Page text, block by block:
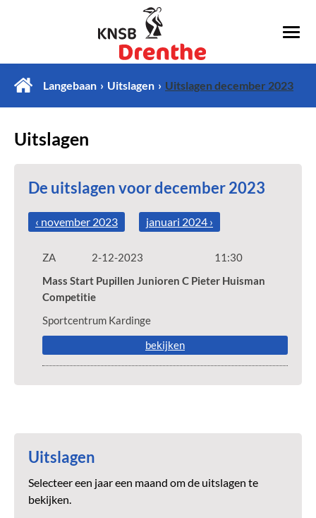
Langebaan Uitslagen Uitslagen december 2023
Uitslagen
De uitslagen voor december 2023
‹ november 2023 januari 2024 ›
ZA 2-12-2023
11:30
Mass Start Pupillen Junioren C Pieter Huisman
Competitie
Sportcentrum Kardinge
bekijken
Uitslagen
Selecteer een jaar een maand om de uitslagen te
bekijken.